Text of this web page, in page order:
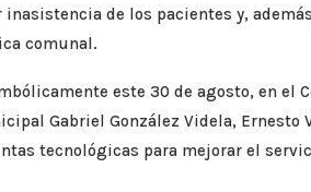
inasistencia de los pacientes y,
comunal.
este 30 de agosto, en el
Gabriel González Videla,
tecnológicas para mejorar el